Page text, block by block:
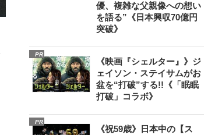
優、複雑な父親像への想い
を語る”《日本興収70億円
突破》
PR
《映画『シェルター』》ジ
ェイソン・ステイサムがお
盆を“打破”する!!《「眠眠
打破」コラボ》
PR
《祝59歳》日本中の【ス